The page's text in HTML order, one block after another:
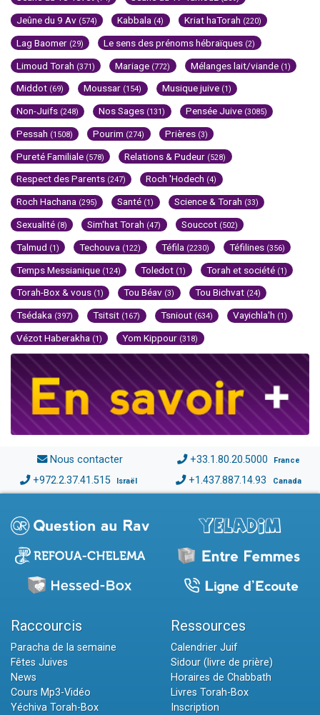
Jeûne du 9 Av (574) Kabbala (4) Kriat haTorah (220)
Lag Baomer (29) Le sens des prénoms hébraïques (2)
Limoud Torah (371) Mariage (772) Mélanges lait/viande (1)
Middot (69) Moussar (154) Musique juive (1)
Non-Juifs (248) Nos Sages (131) Pensée Juive (3085)
Pessah (1508) Pourim (274) Prières (3)
Pureté Familiale (578) Relations & Pudeur (528)
Respect des Parents (247) Roch 'Hodech (4)
Roch Hachana (295) Santé (1) Science & Torah (33)
Sexualité (8) Sim'hat Torah (47) Souccot (502)
Talmud (1) Techouva (122) Téfila (2230) Téfilines (356)
Temps Messianique (124) Toledot (1) Torah et société (1)
Torah-Box & vous (1) Tou Béav (3) Tou Bichvat (24)
Tsédaka (397) Tsitsit (167) Tsniout (634) Vayichla'h (1)
Vézot Haberakha (1) Yom Kippour (318)
Nous contacter +33.1.80.20.5000 France
+972.2.37.41.515 Israël +1.437.887.14.93 Canada
Raccourcis
Paracha de la semaine
Fêtes Juives
News
Cours Mp3-Vidéo
Yéchiva Torah-Box
Ressources
Calendrier Juif
Sidour (livre de prière)
Horaires de Chabbath
Livres Torah-Box
Inscription